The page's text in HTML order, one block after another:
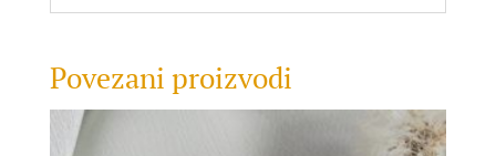
Povezani proizvodi